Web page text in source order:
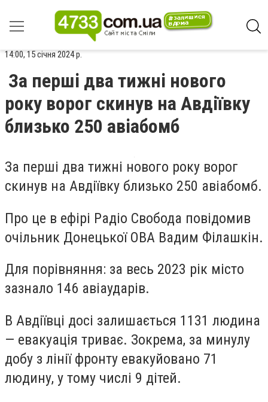
14:00, 15 січня 2024 р.
За перші два тижні нового
року ворог скинув на Авдіївку
близько 250 авіабомб
За перші два тижні нового року ворог
скинув на Авдіївку близько 250 авіабомб.
Про це в ефірі Радіо Свобода повідомив
очільник Донецької ОВА Вадим Філашкін.
Для порівняння: за весь 2023 рік місто
зазнало 146 авіаударів.
В Авдіївці досі залишається 1131 людина
— евакуація триває. Зокрема, за минулу
добу з лінії фронту евакуйовано 71
людину, у тому числі 9 дітей.